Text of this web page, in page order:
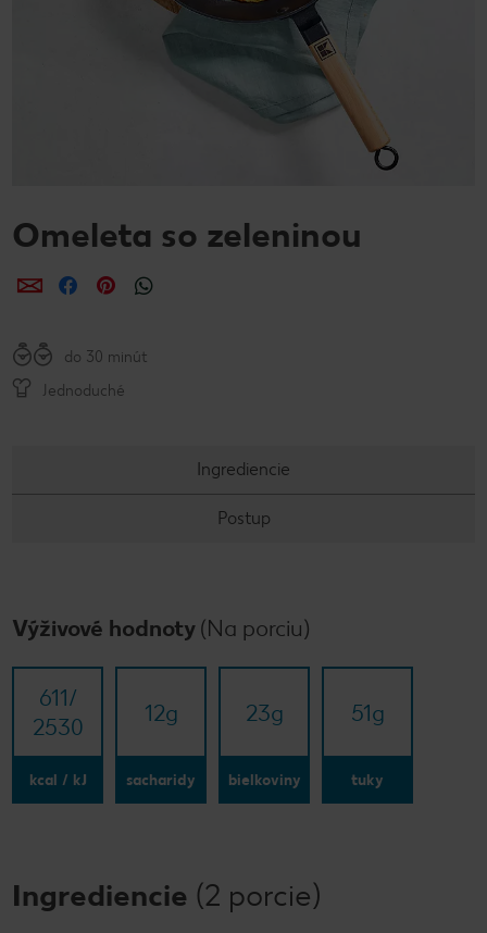
Omeleta so zeleninou
ZdieľaťZdieľaťZdieľať
do 30 minút
Jednoduché
Ingrediencie
Postup
Výživové hodnoty (Na porciu)
611/​
2530
kcal / kJ
12g
sacharidy
23g
bielkoviny
51g
tuky
Ingrediencie (2 porcie)